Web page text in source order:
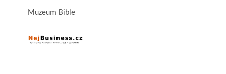
Muzeum Bible